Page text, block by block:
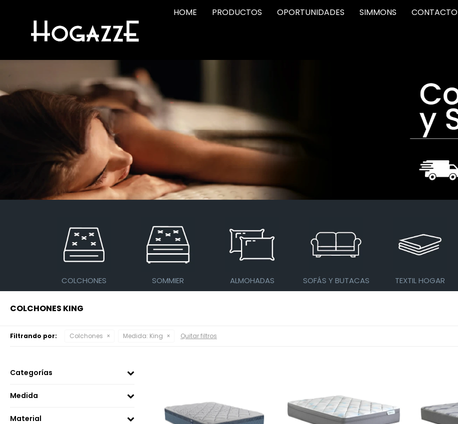
HOME PRODUCTOS OPORTUNIDADES SIMMONS CONTACTO
COLCHONES SOMMIER ALMOHADAS SOFÁS Y BUTACAS TEXTIL HOGAR
COLCHONES KING
Filtrando por: Colchones Medida: King Quitar filtros
Categorías
Medida
Material